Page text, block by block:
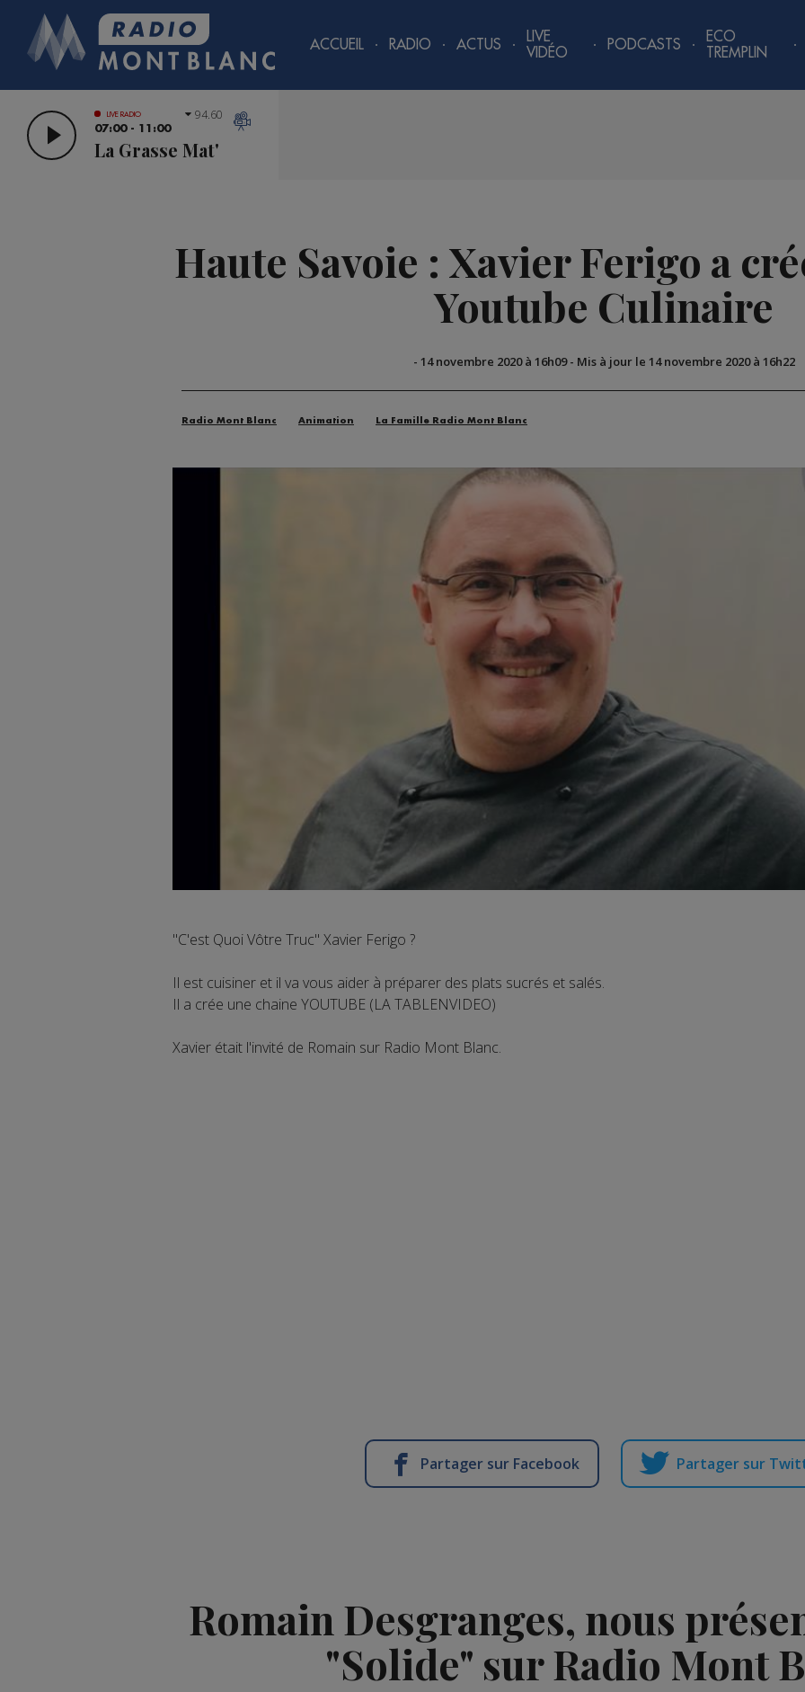
ACCUEIL RADIO ACTUS
LIVE
VIDÉO
PODCASTS
ECO
TREMPLIN
LIVE RADIO
07:00 - 11:00
La Grasse Mat'
94.60
Haute Savoie : Xavier Ferigo a
Youtube Culinaire
- 14 novembre 2020 à 16h09- Mis à jour le 14 novembre 2020 à 16h22
Radio Mont Blanc Animation La Famille Radio Mont Blanc
"C'est Quoi Vôtre Truc" Xavier Ferigo ?
Il est cuisiner et il va vous aider à préparer des plats sucrés et salés.
Il a crée une chaine YOUTUBE (LA TABLENVIDEO)
Xavier était l'invité de Romain sur Radio Mont Blanc.
Partager sur Facebook Partager sur
Romain Desgranges, nous
"Solide" sur Radio Mont